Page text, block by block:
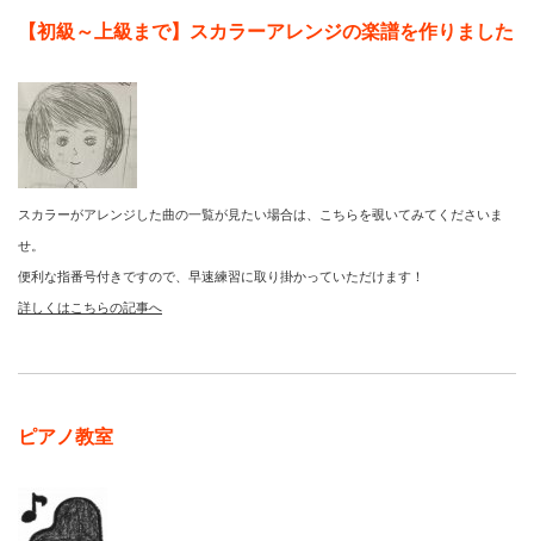
【初級～上級まで】スカラーアレンジの楽譜を作りました
スカラーがアレンジした曲の一覧が見たい場合は、こちらを覗いてみてくださいま
せ。
便利な指番号付きですので、早速練習に取り掛かっていただけます！
詳しくはこちらの記事へ
ピアノ教室